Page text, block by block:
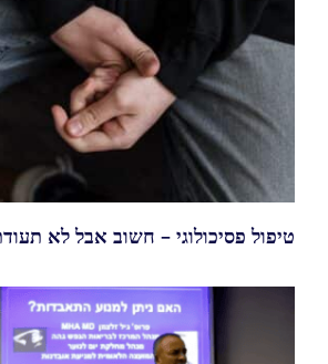
טיפול פסיכולוגי – חשוב אבל לא